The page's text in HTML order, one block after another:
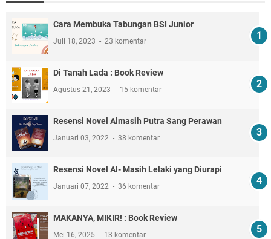
Cara Membuka Tabungan BSI Junior
Juli 18, 2023 23 komentar
Di Tanah Lada : Book Review
Agustus 21, 2023 15 komentar
Resensi Novel Almasih Putra Sang Perawan
Januari 03, 2022 38 komentar
Resensi Novel Al- Masih Lelaki yang Diurapi
Januari 07, 2022 36 komentar
MAKANYA, MIKIR! : Book Review
Mei 16, 2025 13 komentar